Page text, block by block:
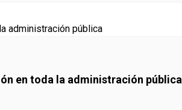
en toda la administración pública